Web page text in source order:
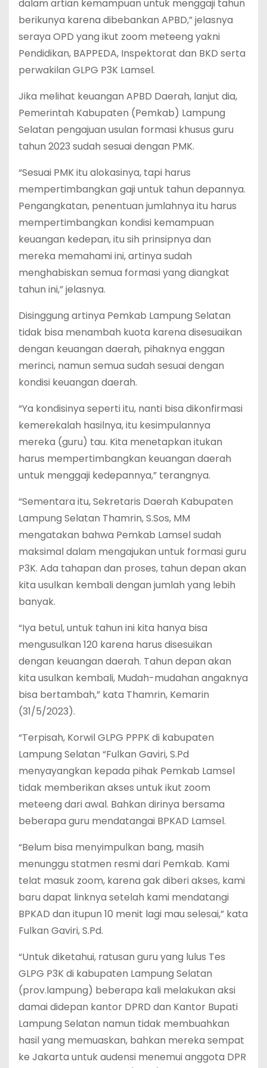
dalam artian kemampuan untuk menggaji tahun
berikunya karena dibebankan APBD,” jelasnya
seraya OPD yang ikut zoom meteeng yakni
Pendidikan, BAPPEDA, Inspektorat dan BKD serta
perwakilan GLPG P3K Lamsel.
Jika melihat keuangan APBD Daerah, lanjut dia,
Pemerintah Kabupaten (Pemkab) Lampung
Selatan pengajuan usulan formasi khusus guru
tahun 2023 sudah sesuai dengan PMK.
“Sesuai PMK itu alokasinya, tapi harus
mempertimbangkan gaji untuk tahun depannya.
Pengangkatan, penentuan jumlahnya itu harus
mempertimbangkan kondisi kemampuan
keuangan kedepan, itu sih prinsipnya dan
mereka memahami ini, artinya sudah
menghabiskan semua formasi yang diangkat
tahun ini,” jelasnya.
Disinggung artinya Pemkab Lampung Selatan
tidak bisa menambah kuota karena disesuaikan
dengan keuangan daerah, pihaknya enggan
merinci, namun semua sudah sesuai dengan
kondisi keuangan daerah.
“Ya kondisinya seperti itu, nanti bisa dikonfirmasi
kemerekalah hasilnya, itu kesimpulannya
mereka (guru) tau. Kita menetapkan itukan
harus mempertimbangkan keuangan daerah
untuk menggaji kedepannya,” terangnya.
“Sementara itu, Sekretaris Daerah Kabupaten
Lampung Selatan Thamrin, S.Sos, MM
mengatakan bahwa Pemkab Lamsel sudah
maksimal dalam mengajukan untuk formasi guru
P3K. Ada tahapan dan proses, tahun depan akan
kita usulkan kembali dengan jumlah yang lebih
banyak.
“Iya betul, untuk tahun ini kita hanya bisa
mengusulkan 120 karena harus disesuikan
dengan keuangan daerah. Tahun depan akan
kita usulkan kembali, Mudah-mudahan angaknya
bisa bertambah,” kata Thamrin, Kemarin
(31/5/2023).
“Terpisah, Korwil GLPG PPPK di kabupaten
Lampung Selatan “Fulkan Gaviri, S.Pd
menyayangkan kepada pihak Pemkab Lamsel
tidak memberikan akses untuk ikut zoom
meteeng dari awal. Bahkan dirinya bersama
beberapa guru mendatangai BPKAD Lamsel.
“Belum bisa menyimpulkan bang, masih
menunggu statmen resmi dari Pemkab. Kami
telat masuk zoom, karena gak diberi akses, kami
baru dapat linknya setelah kami mendatangi
BPKAD dan itupun 10 menit lagi mau selesai,” kata
Fulkan Gaviri, S.Pd.
“Untuk diketahui, ratusan guru yang lulus Tes
GLPG P3K di kabupaten Lampung Selatan
(prov.lampung) beberapa kali melakukan aksi
damai didepan kantor DPRD dan Kantor Bupati
Lampung Selatan namun tidak membuahkan
hasil yang memuaskan, bahkan mereka sempat
ke Jakarta untuk audensi menemui anggota DPR